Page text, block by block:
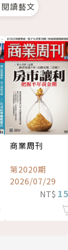
閱讀藝文
商業周刊
第2020期
2026/07/29
NT$